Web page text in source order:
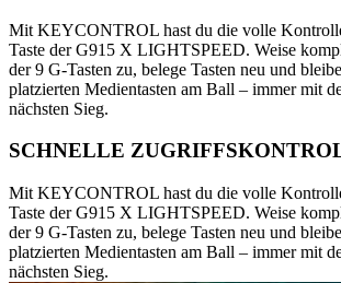
Mit KEYCONTROL hast du die volle
Taste der G915 X LIGHTSPEED. Weise
der 9 G-Tasten zu, belege Tasten neu und
platzierten Medientasten am Ball – immer mit
nächsten Sieg.
SCHNELLE
Mit KEYCONTROL hast du die volle
Taste der G915 X LIGHTSPEED. Weise
der 9 G-Tasten zu, belege Tasten neu und
platzierten Medientasten am Ball – immer mit
nächsten Sieg.